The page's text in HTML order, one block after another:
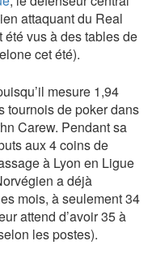
attaquant du Real
été vus à des tables de
cet été).
mesure 1,94
tournois de poker dans
Carew. Pendant sa
aux 4 coins de
à Lyon en Ligue
a déjà
mois, à seulement 34
attend d’avoir 35 à
les postes).